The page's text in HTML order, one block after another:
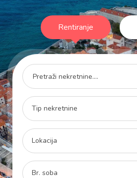
Rentiranje
Tip nekretnine
Lokacija
Br. soba